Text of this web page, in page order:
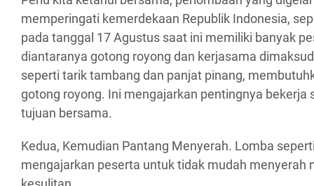
memperingati kemerdekaan Republik Indonesia,
pada tanggal 17 Agustus saat ini memiliki banyak
diantaranya gotong royong dan kerjasama
seperti tarik tambang dan panjat pinang,
gotong royong. Ini mengajarkan pentingnya bekerja
tujuan bersama.
Kedua, Kemudian Pantang Menyerah. Lomba
mengajarkan peserta untuk tidak mudah menyerah